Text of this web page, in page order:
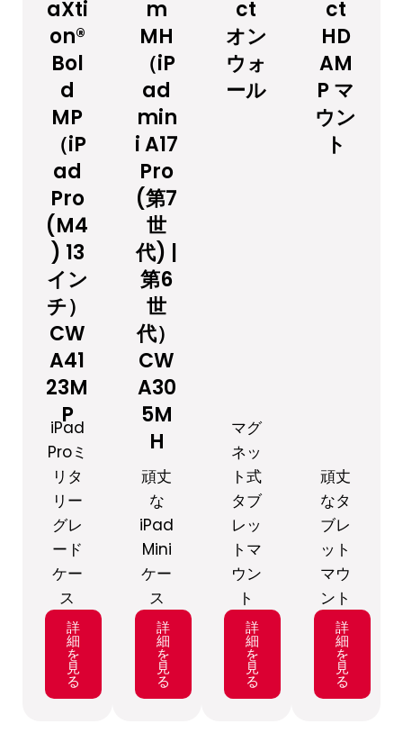
aXti
on®
Bol
d
MP
（iP
ad
Pro
(M4
) 13
イン
チ）
CW
A41
23M
P
iPad
Proミ
リタ
リー
グレ
ード
ケー
ス
詳
細
を
見
る
m
MH
（iP
ad
min
i A17
Pro
(第7
世
代) |
第6
世
代）
CW
A30
5M
H
頑丈
な
iPad
Mini
ケー
ス
詳
細
を
見
る
ct
オン
ウォ
ール
マグ
ネッ
ト式
タブ
レッ
トマ
ウン
ト
詳
細
を
見
る
ct
HD
AM
P マ
ウン
ト
頑丈
なタ
ブレ
ット
マウ
ント
詳
細
を
見
る